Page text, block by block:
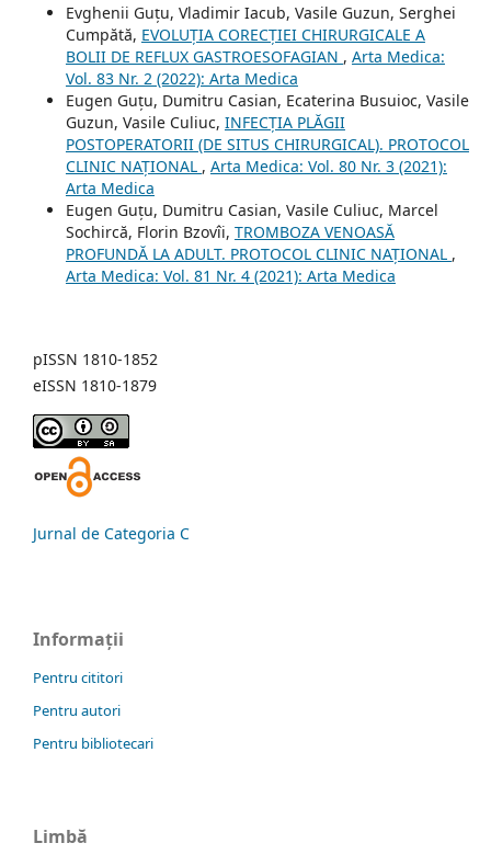
Evghenii Guţu, Vladimir Iacub, Vasile Guzun, Serghei
Cumpătă, EVOLUȚIA CORECȚIEI CHIRURGICALE A
BOLII DE REFLUX GASTROESOFAGIAN , Arta Medica:
Vol. 83 Nr. 2 (2022): Arta Medica
Eugen Guţu, Dumitru Casian, Ecaterina Busuioc, Vasile
Guzun, Vasile Culiuc, INFECȚIA PLĂGII
POSTOPERATORII (DE SITUS CHIRURGICAL). PROTOCOL
CLINIC NAŢIONAL , Arta Medica: Vol. 80 Nr. 3 (2021):
Arta Medica
Eugen Guţu, Dumitru Casian, Vasile Culiuc, Marcel
Sochircă, Florin Bzovîi, TROMBOZA VENOASĂ
PROFUNDĂ LA ADULT. PROTOCOL CLINIC NAȚIONAL ,
Arta Medica: Vol. 81 Nr. 4 (2021): Arta Medica
pISSN 1810-1852
eISSN 1810-1879
Jurnal de Categoria C
Informații
Pentru cititori
Pentru autori
Pentru bibliotecari
Limbă